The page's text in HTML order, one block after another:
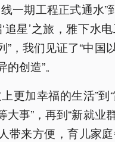
一期工程正式通水”
追星’之旅，雅下水
”，我们见证了“中国
创造”。
更加幸福的生活”
大事”，再到“新就业
带来方便，育儿家